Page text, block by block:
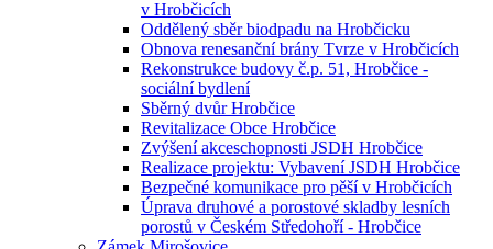
v Hrobčicích
Oddělený sběr biodpadu na Hrobčicku
Obnova renesanční brány Tvrze v Hrobčicích
Rekonstrukce budovy č.p. 51, Hrobčice -
sociální bydlení
Sběrný dvůr Hrobčice
Revitalizace Obce Hrobčice
Zvýšení akceschopnosti JSDH Hrobčice
Realizace projektu: Vybavení JSDH Hrobčice
Bezpečné komunikace pro pěší v Hrobčicích
Úprava druhové a porostové skladby lesních
porostů v Českém Středohoří - Hrobčice